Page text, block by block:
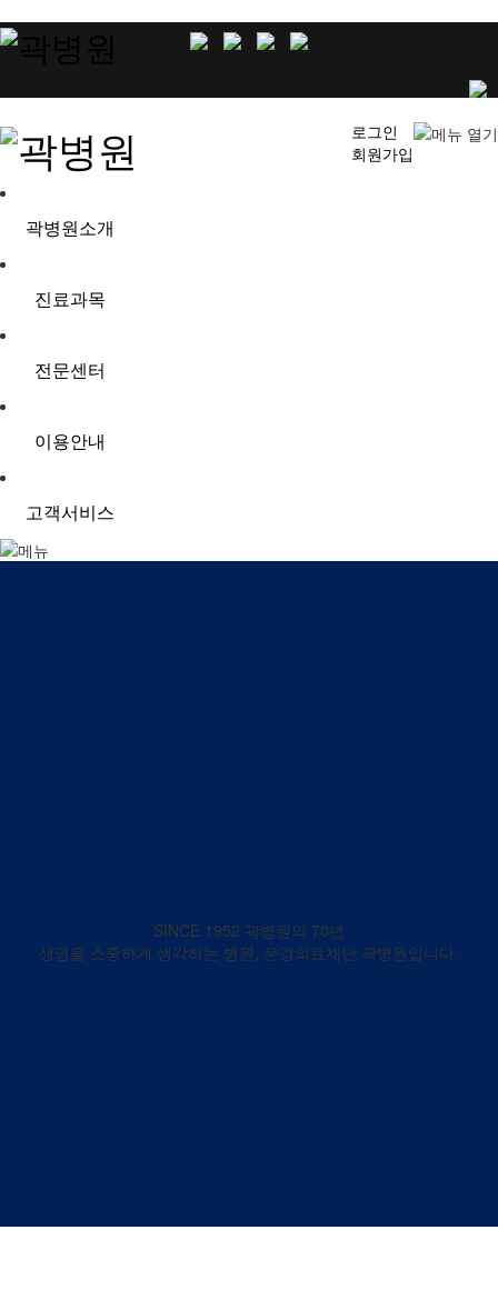
로그인
회원가입
곽병원소개
진료과목
전문센터
이용안내
고객서비스
SINCE 1952 곽병원의 70년
생명을 소중하게 생각하는 병원, 운경의료재단 곽병원입니다.